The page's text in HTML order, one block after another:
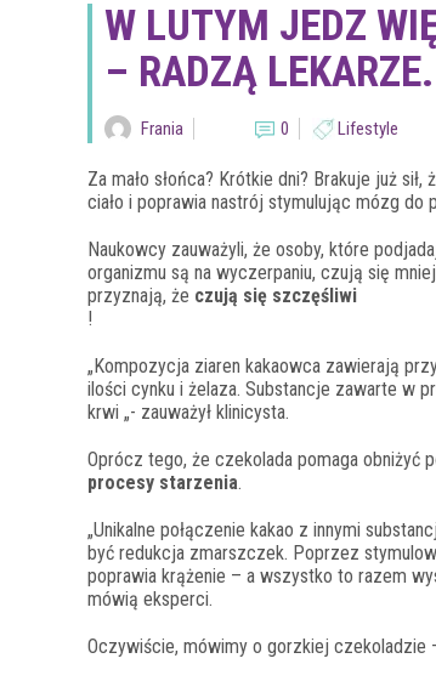
W LUTYM JEDZ
– RADZĄ LEKARZE.
Frania 0 Lifestyle
Za mało słońca? Krótkie dni? Brakuje już
ciało i poprawia nastrój stymulując mózg do
Naukowcy zauważyli, że osoby, które
organizmu są na wyczerpaniu, czują się
przyznają, że czują się szczęśliwi
!
„Kompozycja ziaren kakaowca zawierają
ilości cynku i żelaza. Substancje zawarte w
krwi „- zauważył klinicysta.
Oprócz tego, że czekolada pomaga obniżyć
procesy starzenia.
„Unikalne połączenie kakao z innymi
być redukcja zmarszczek. Poprzez
poprawia krążenie – a wszystko to razem
mówią eksperci.
Oczywiście, mówimy o gorzkiej czekoladzie